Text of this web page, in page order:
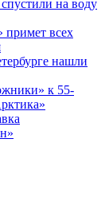
на воду
примет всех
нашли
к 55-